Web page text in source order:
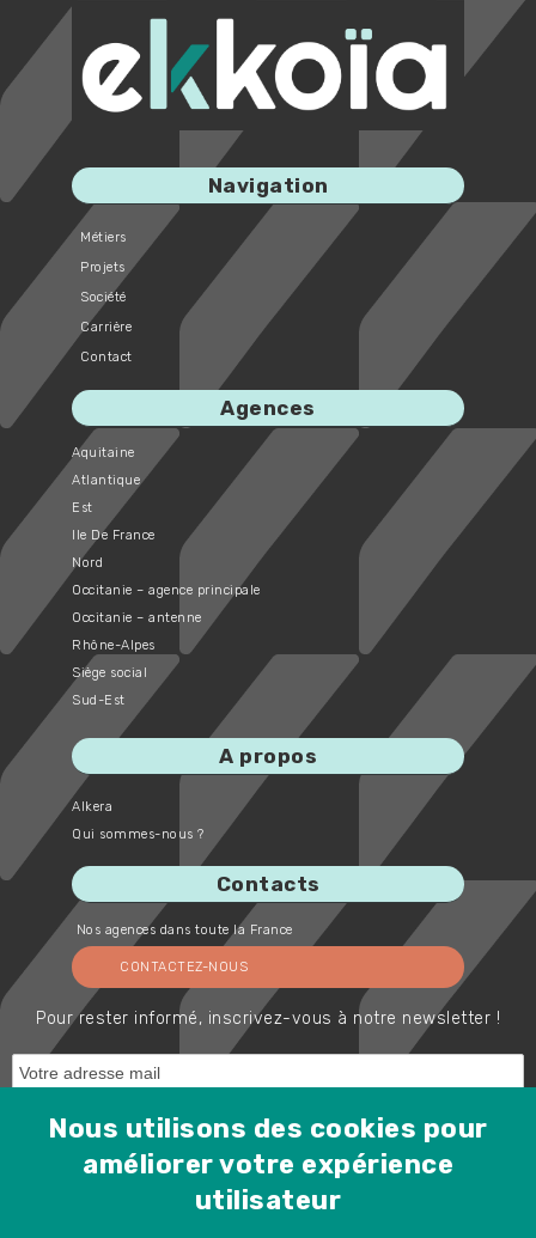
Navigation
Métiers
Projets
Société
Carrière
Contact
Agences
Aquitaine
Atlantique
Est
Ile De France
Nord
Occitanie – agence principale
Occitanie – antenne
Rhône-Alpes
Siège social
Sud-Est
A propos
Alkera
Qui sommes-nous ?
Contacts
Nos agences dans toute la France
CONTACTEZ-NOUS
Pour rester informé, inscrivez-vous à notre newsletter !
Protected by Spam Master
Nous utilisons des cookies pour
améliorer votre expérience
utilisateur